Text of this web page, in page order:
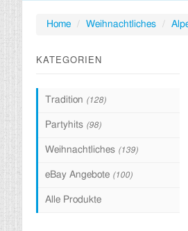
Home Weihnachtliches
KATEGORIEN
Tradition (128)
Partyhits (98)
Weihnachtliches (139)
eBay Angebote (100)
Alle Produkte